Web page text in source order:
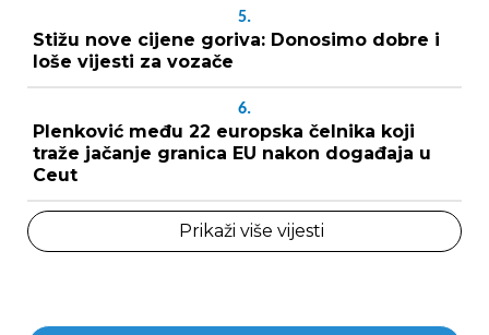
5.
Stižu nove cijene goriva: Donosimo dobre i
loše vijesti za vozače
6.
Plenković među 22 europska čelnika koji
traže jačanje granica EU nakon događaja u
Ceut
Prikaži više vijesti